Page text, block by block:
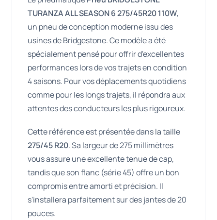
TURANZA ALL SEASON 6 275/45R20 110W,
un pneu de conception moderne issu des
usines de Bridgestone. Ce modèle a été
spécialement pensé pour offrir d'excellentes
performances lors de vos trajets en condition
4 saisons. Pour vos déplacements quotidiens
comme pour les longs trajets, il répondra aux
attentes des conducteurs les plus rigoureux.
Cette référence est présentée dans la taille
275/45 R20. Sa largeur de 275 millimètres
vous assure une excellente tenue de cap,
tandis que son flanc (série 45) offre un bon
compromis entre amorti et précision. Il
s'installera parfaitement sur des jantes de 20
pouces.